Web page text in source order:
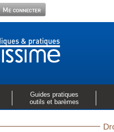
Guides pratiques
outils et barèmes